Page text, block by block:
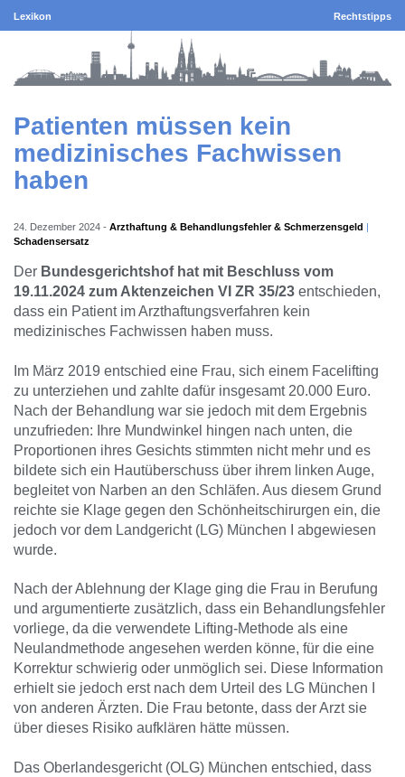
Lexikon Rechtstipps
Patienten müssen kein
medizinisches Fachwissen
haben
24. Dezember 2024 - Arzthaftung & Behandlungsfehler & Schmerzensgeld
Schadensersatz
Der Bundesgerichtshof hat mit Beschluss vom
19.11.2024 zum Aktenzeichen VI ZR 35/23 entschieden,
dass ein Patient im Arzthaftungsverfahren kein
medizinisches Fachwissen haben muss.
Im März 2019 entschied eine Frau, sich einem Facelifting
zu unterziehen und zahlte dafür insgesamt 20.000 Euro.
Nach der Behandlung war sie jedoch mit dem Ergebnis
unzufrieden: Ihre Mundwinkel hingen nach unten, die
Proportionen ihres Gesichts stimmten nicht mehr und es
bildete sich ein Hautüberschuss über ihrem linken Auge,
begleitet von Narben an den Schläfen. Aus diesem Grund
reichte sie Klage gegen den Schönheitschirurgen ein, die
jedoch vor dem Landgericht (LG) München I abgewiesen
wurde.
Nach der Ablehnung der Klage ging die Frau in Berufung
und argumentierte zusätzlich, dass ein Behandlungsfehler
vorliege, da die verwendete Lifting-Methode als eine
Neulandmethode angesehen werden könne, für die eine
Korrektur schwierig oder unmöglich sei. Diese Information
erhielt sie jedoch erst nach dem Urteil des LG München I
von anderen Ärzten. Die Frau betonte, dass der Arzt sie
über dieses Risiko aufklären hätte müssen.
Das Oberlandesgericht (OLG) München entschied, dass